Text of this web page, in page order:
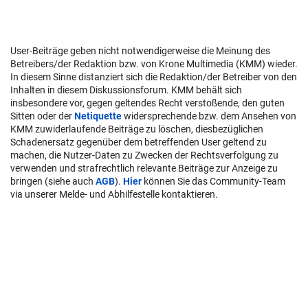
User-Beiträge geben nicht notwendigerweise die Meinung des
Betreibers/der Redaktion bzw. von Krone Multimedia (KMM) wieder.
In diesem Sinne distanziert sich die Redaktion/der Betreiber von den
Inhalten in diesem Diskussionsforum. KMM behält sich
insbesondere vor, gegen geltendes Recht verstoßende, den guten
Sitten oder derNetiquettewidersprechende bzw. dem Ansehen von
KMM zuwiderlaufende Beiträge zu löschen, diesbezüglichen
Schadenersatz gegenüber dem betreffenden User geltend zu
machen, die Nutzer-Daten zu Zwecken der Rechtsverfolgung zu
verwenden und strafrechtlich relevante Beiträge zur Anzeige zu
bringen (siehe auch AGB). Hier können Sie das Community-Team
via unserer Melde- und Abhilfestelle kontaktieren.